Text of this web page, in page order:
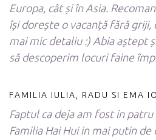
Europa, cât și în Asia.
își dorește o vacanță fără griji,
mai mic detaliu :) Abia aștept
să descoperim locuri faine
FAMILIA IULIA, RADU SI EMA
Faptul ca deja am fost in
Familia Hai Hui in mai putin